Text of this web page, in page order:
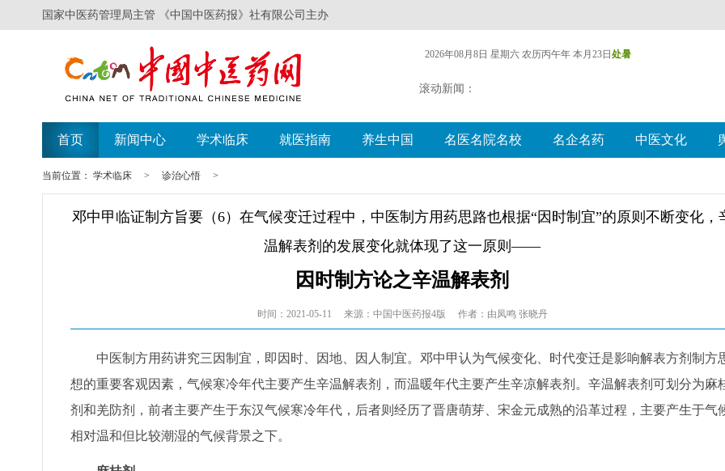
国家中医药管理局主管 《中国中医药报》社有限公司主办
2026年08月8日 星期六 农历丙午年 本月23日 处暑
滚动新闻：
首页 新闻中心 学术临床 就医指南 养生中国 名医名院名校 名企名药 中医文化
当前位置： 学术临床 > 诊治心悟 >
邓中甲临证制方旨要（6）在气候变迁过程中，中医制方用药思路也根据“因时制宜”的原则不断变化，
温解表剂的发展变化就体现了这一原则——
因时制方论之辛温解表剂
时间：2021-05-11 来源：中国中医药报4版 作者：由凤鸣 张晓丹
中医制方用药讲究三因制宜，即因时、因地、因人制宜。邓中甲认为气候变化、时代变迁是影响解表方剂制方
想的重要客观因素，气候寒冷年代主要产生辛温解表剂，而温暖年代主要产生辛凉解表剂。辛温解表剂可划分为麻
剂和羌防剂，前者主要产生于东汉气候寒冷年代，后者则经历了晋唐萌芽、宋金元成熟的沿革过程，主要产生于气
相对温和但比较潮湿的气候背景之下。